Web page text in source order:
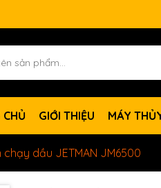
GIỚI THIỆU MÁY
dầu JETMAN JM6500